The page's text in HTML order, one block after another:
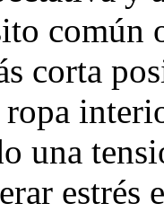
corta
una